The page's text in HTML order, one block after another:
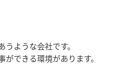
ような会社です。
できる環境があります。